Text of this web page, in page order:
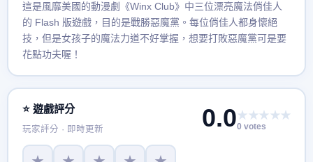
這是風靡美國的動漫劇《Winx Club》中三位漂亮魔法俏佳人
的 Flash 版遊戲，目的是戰勝惡魔黨。每位俏佳人都身懷絕
技，但是女孩子的魔法力道不好掌握，想要打敗惡魔黨可是要
花點功夫喔！
⭐ 遊戲評分
玩家評分 · 即時更新 0.0★★★★★
0 votes